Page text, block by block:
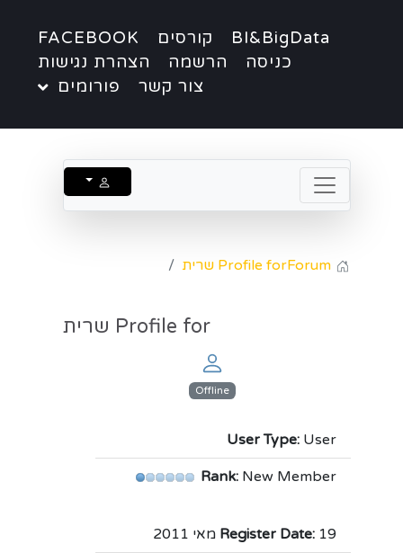
BI&BigData קורסים
FACEBOOK
כניסה
הרשמה
הצהרת נגישות
צור קשר
פורומים
ForumProfile for שרית
Profile for שרית
Offline
User Type: User
Rank: New Member
Register Date: 19 מאי 2011